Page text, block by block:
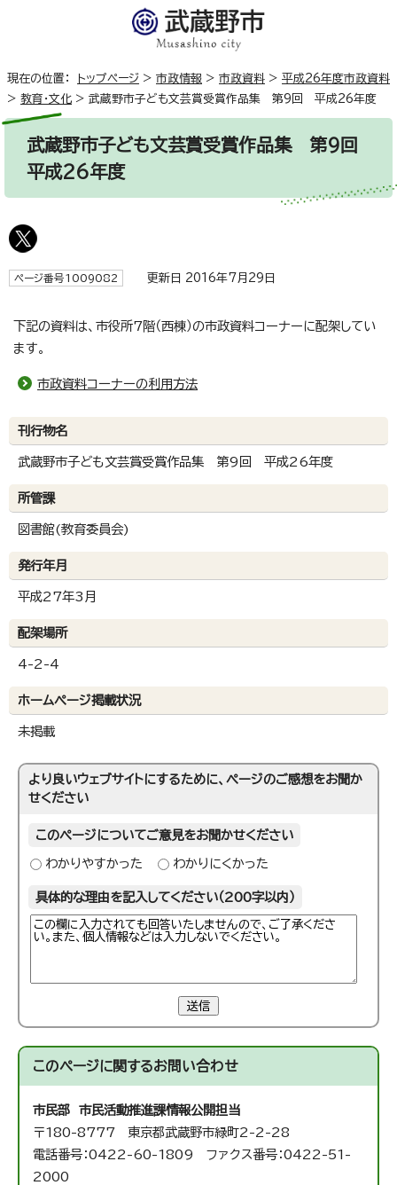
現在の位置： トップページ > 市政情報 > 市政資料 > 平成26年度市政資料
> 教育・文化 > 武蔵野市子ども文芸賞受賞作品集 第9回 平成26年度
武蔵野市子ども文芸賞受賞作品集 第9回
平成26年度
ページ番号1009082 更新日 2016年7月29日
下記の資料は、市役所7階（西棟）の市政資料コーナーに配架してい
ます。
市政資料コーナーの利用方法
刊行物名
武蔵野市子ども文芸賞受賞作品集 第9回 平成26年度
所管課
図書館(教育委員会)
発行年月
平成27年3月
配架場所
4-2-4
ホームページ掲載状況
未掲載
より良いウェブサイトにするために、ページのご感想をお聞か
せください
このページについてご意見をお聞かせください
わかりやすかった わかりにくかった
具体的な理由を記入してください（200字以内）
送信
このページに関するお問い合わせ
市民部 市民活動推進課情報公開担当
〒180-8777 東京都武蔵野市緑町2-2-28
電話番号：0422-60-1809 ファクス番号：0422-51-
2000